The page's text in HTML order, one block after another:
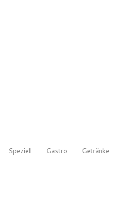
Speziell Gastro Getränke